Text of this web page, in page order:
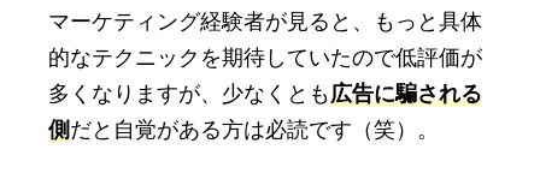
マーケティング経験者が見ると、もっと具体
的なテクニックを期待していたので低評価が
多くなりますが、少なくとも広告に騙される
側だと自覚がある方は必読です（笑）。